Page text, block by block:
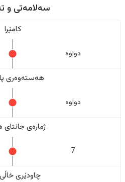
سەلامەتی و
کامێرا
دواوە
هەستەوەری
دواوە
ژمارەی
7
چاودێری